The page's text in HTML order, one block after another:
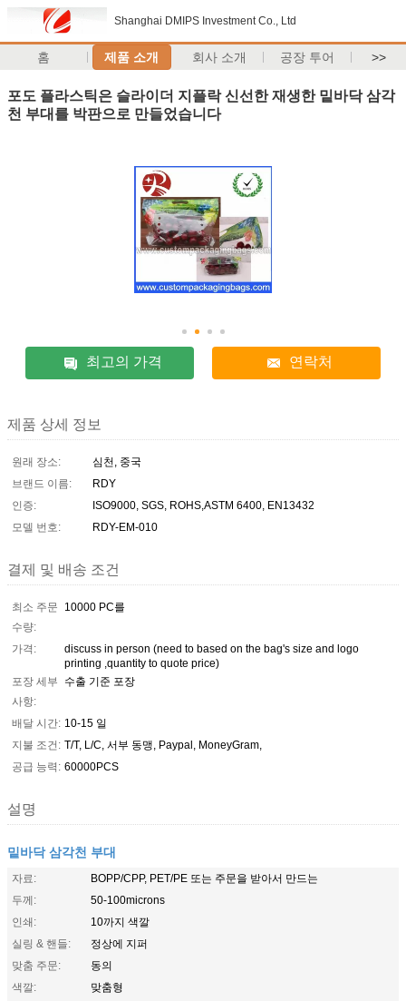
Shanghai DMIPS Investment Co., Ltd
홈 제품 소개 회사 소개 공장 투어 >>
포도 플라스틱은 슬라이더 지플락 신선한 재생한 밑바닥 삼각
천 부대를 박판으로 만들었습니다
최고의 가격 연락처
제품 상세 정보
원래 장소:
심천, 중국
브랜드 이름:
RDY
인증:
ISO9000, SGS, ROHS,ASTM 6400, EN13432
모델 번호:
RDY-EM-010
결제 및 배송 조건
최소 주문
수량:
10000 PC를
가격:
discuss in person (need to based on the bag's size and logo
printing ,quantity to quote price)
포장 세부
사항:
수출 기준 포장
배달 시간: 10-15 일
지불 조건: T/T, L/C, 서부 동맹, Paypal, MoneyGram,
공급 능력: 60000PCS
설명
밑바닥 삼각천 부대
자료:
BOPP/CPP, PET/PE 또는 주문을 받아서 만드는
두께:
50-100microns
인쇄:
10까지 색깔
실링 & 핸들:
정상에 지퍼
맞춤 주문:
동의
색깔:
맞춤형